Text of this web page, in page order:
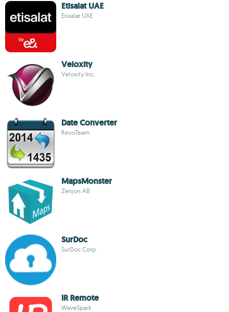
Etisalat UAE
Etisalat UAE
Veloxity
Veloxity Inc.
Date Converter
RevoTeam
MapsMonster
Zenjon AB
SurDoc
SurDoc Corp.
IR Remote
WaveSpark